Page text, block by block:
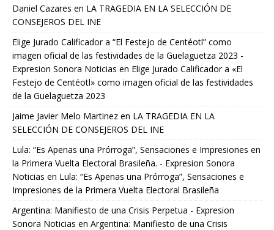
Daniel Cazares en LA TRAGEDIA EN LA SELECCIÓN DE
CONSEJEROS DEL INE
Elige Jurado Calificador a “El Festejo de Centéotl” como
imagen oficial de las festividades de la Guelaguetza 2023 -
Expresion Sonora Noticias en Elige Jurado Calificador a «El
Festejo de Centéotl» como imagen oficial de las festividades
de la Guelaguetza 2023
Jaime Javier Melo Martinez en LA TRAGEDIA EN LA
SELECCIÓN DE CONSEJEROS DEL INE
Lula: “Es Apenas una Prórroga”, Sensaciones e Impresiones en
la Primera Vuelta Electoral Brasileña. - Expresion Sonora
Noticias en Lula: “Es Apenas una Prórroga”, Sensaciones e
Impresiones de la Primera Vuelta Electoral Brasileña
Argentina: Manifiesto de una Crisis Perpetua - Expresion
Sonora Noticias en Argentina: Manifiesto de una Crisis